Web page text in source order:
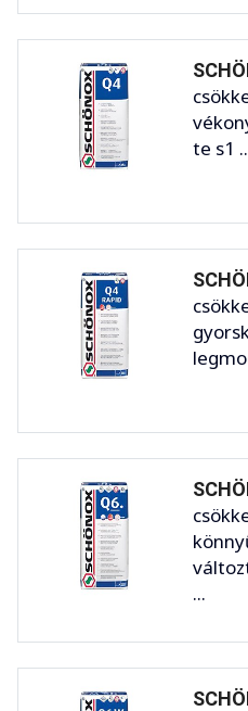
te s1
...